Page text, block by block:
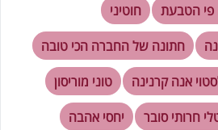
פי הטבעת
חוטיני
חתונה של החברה הכי טובה
אנה קרנינה
טוני מוריסון
חרותי סובר
יחסי אהבה